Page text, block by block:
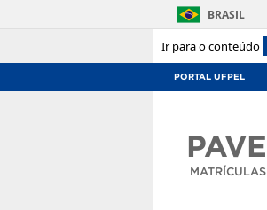
Ir para o conteúdo
BRASIL
PORTAL UFPEL
PAVE
MATRÍCULAS